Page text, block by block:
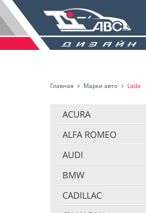
Главная Марки авто Lada
ACURA
ALFA ROMEO
AUDI
BMW
CADILLAC